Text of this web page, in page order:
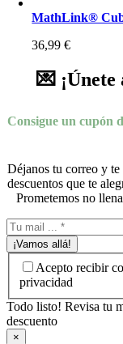
MathLink®
36,99€
💌
Consigue un cupón
Déjanos tu correo y te
descuentos que te
Prometemos no
¡Vamos allá!
Acepto recibir
privacidad
Todo listo! Revisa tu
descuento
×